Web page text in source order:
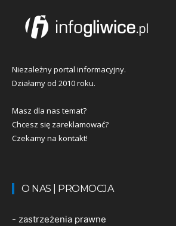
Niezależny portal informacyjny.
Działamy od 2010 roku.
Masz dla nas temat?
Chcesz się zareklamować?
Czekamy na kontakt!
O NAS | PROMOCJA
- zastrzeżenia prawne